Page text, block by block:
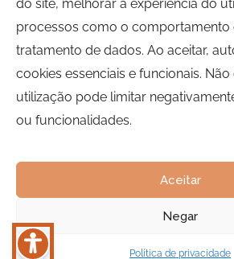
do site, melhorar a experiência do
processos como o comportamento
tratamento de dados. Ao aceitar,
cookies essenciais e funcionais.
utilização pode limitar
ou funcionalidades.
Aceitar
Negar
Política de privacidade
Contactos
Largo Sebastião Martins Mestre
8700-349, Olhão, Portugal
Horário:Segunda a Sexta-feira |
bairrocomalma@cm-